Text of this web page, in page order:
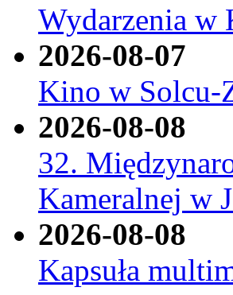
Wydarzenia w
2026-08-07
Kino w Solcu-
2026-08-08
32.
Kameralnej w
2026-08-08
Kapsuła